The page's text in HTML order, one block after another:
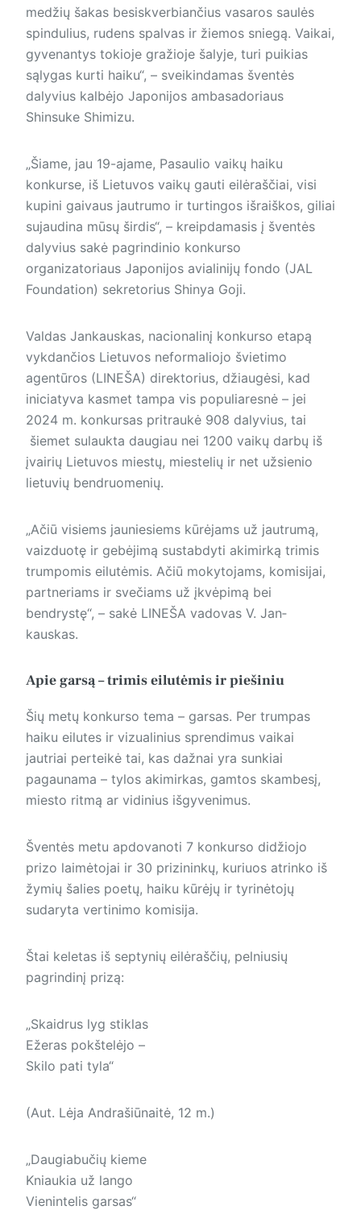
medžių šakas besiskverbiančius vasaros saulės
spindulius, rudens spalvas ir žiemos sniegą. Vaikai,
gyvenantys tokioje gražioje šalyje, turi puikias
sąlygas kurti haiku“, – sveikindamas šventės
dalyvius kalbėjo Japonijos ambasadoriaus
Shinsuke Shimizu.
„Šiame, jau 19-ajame, Pasaulio vaikų haiku
konkurse, iš Lietuvos vaikų gauti eilėraščiai, visi
kupini gaivaus jautrumo ir turtingos išraiškos, giliai
sujaudina mūsų širdis“, – kreipdamasis į šventės
dalyvius sakė pagrindinio konkurso
organizatoriaus Japonijos avialinijų fondo (JAL
Foundation) sekretorius Shinya Goji.
Valdas Jankauskas, nacionalinį konkurso etapą
vykdančios Lietuvos neformaliojo švietimo
agentūros (LINEŠA) direktorius, džiaugėsi, kad
iniciatyva kasmet tampa vis populiaresnė – jei
2024 m. konkursas pritraukė 908 dalyvius, tai
šiemet sulaukta daugiau nei 1200 vaikų darbų iš
įvairių Lietuvos miestų, miestelių ir net užsienio
lietuvių bendruomenių.
„Ačiū visiems jauniesiems kūrėjams už jautrumą,
vaizduotę ir gebėjimą sustabdyti akimirką trimis
trumpomis eilutėmis. Ačiū mokytojams, komisijai,
partneriams ir svečiams už įkvėpimą bei
bendrystę“, – sakė LINEŠA vadovas V. Jan­
kauskas.
Apie garsą – trimis eilutėmis ir piešiniu
Šių metų konkurso tema – garsas. Per trumpas
haiku eilutes ir vizualinius sprendimus vaikai
jautriai perteikė tai, kas dažnai yra sunkiai
pagaunama – tylos akimirkas, gamtos skambesį,
miesto ritmą ar vidinius išgyvenimus.
Šventės metu apdovanoti 7 konkurso didžiojo
prizo laimėtojai ir 30 prizininkų, kuriuos atrinko iš
žymių šalies poetų, haiku kūrėjų ir tyrinėtojų
sudaryta vertinimo komisija.
Štai keletas iš septynių eilėraščių, pelniusių
pagrindinį prizą:
„Skaidrus lyg stiklas
Ežeras pokštelėjo –
Skilo pati tyla“
(Aut. Lėja Andrašiūnaitė, 12 m.)
„Daugiabučių kieme
Kniaukia už lango
Vienintelis garsas“